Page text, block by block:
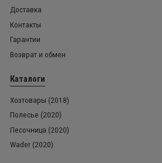
Доставка
Контакты
Гарантии
Возврат и обмен
Каталоги
Хозтовары (2018)
Полесье (2020)
Песочница (2020)
Wader (2020)